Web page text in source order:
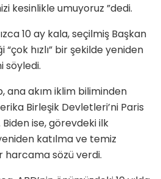
kesinlikle umuyoruz ”dedi.
10 ay kala, seçilmiş Başkan
“çok hızlı” bir şekilde yeniden
söyledi.
ana akım iklim biliminden
Birleşik Devletleri’ni Paris
ise, görevdeki ilk
katılma ve temiz
harcama sözü verdi.